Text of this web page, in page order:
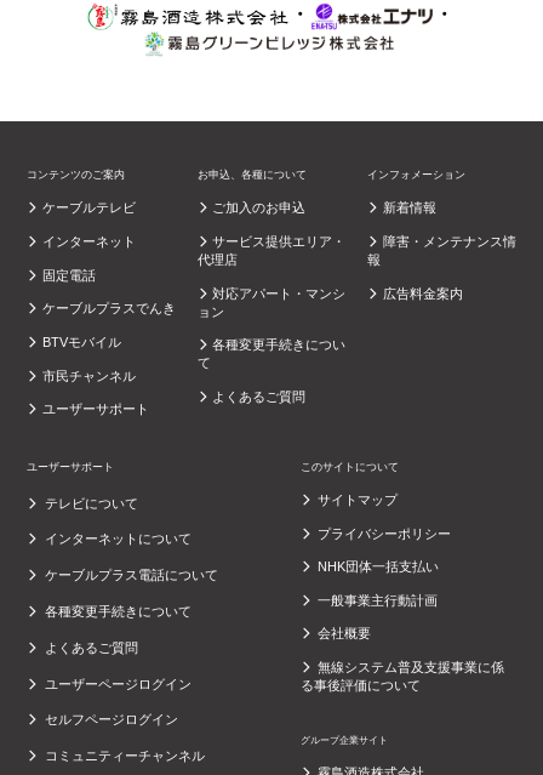
・
・
コンテンツのご案内
ケーブルテレビ
インターネット
固定電話
ケーブルプラスでんき
BTVモバイル
市民チャンネル
ユーザーサポート
お申込、各種について
ご加入のお申込
サービス提供エリア・
代理店
対応アパート・マンシ
ョン
各種変更手続きについ
て
よくあるご質問
インフォメーション
新着情報
障害・メンテナンス情
報
広告料金案内
ユーザーサポート
テレビについて
インターネットについて
ケーブルプラス電話について
各種変更手続きについて
よくあるご質問
ユーザーページログイン
セルフページログイン
コミュニティーチャンネル
このサイトについて
サイトマップ
プライバシーポリシー
NHK団体一括支払い
一般事業主行動計画
会社概要
無線システム普及支援事業に係
る事後評価について
グループ企業サイト